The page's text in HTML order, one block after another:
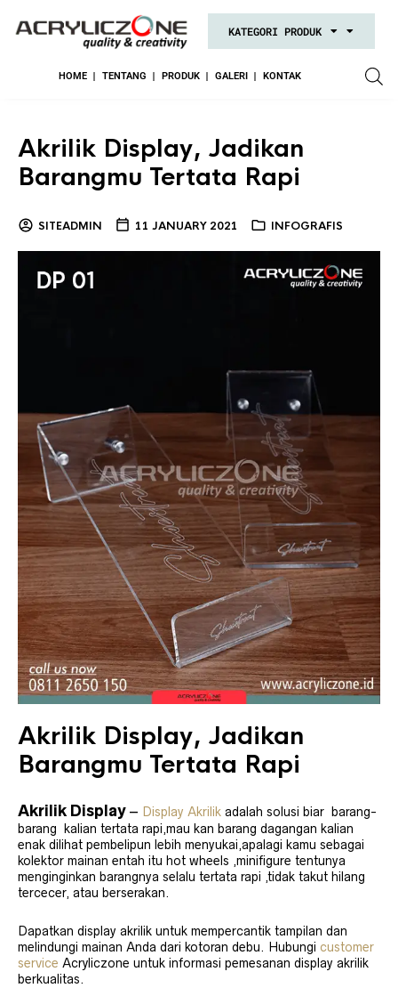
KATEGORI PRODUK
HOME TENTANG PRODUK GALERI KONTAK
Akrilik Display, Jadikan
Barangmu Tertata Rapi
SITEADMIN 11 JANUARY 2021 INFOGRAFIS
Akrilik Display, Jadikan
Barangmu Tertata Rapi
Akrilik Display– Display Akrilik adalah solusi biar barang-
barang kalian tertata rapi,mau kan barang dagangan kalian
enak dilihat pembelipun lebih menyukai,apalagi kamu sebagai
kolektor mainan entah itu hot wheels ,minifigure tentunya
menginginkan barangnya selalu tertata rapi ,tidak takut hilang
tercecer, atau berserakan.
Dapatkan display akrilik untuk mempercantik tampilan dan
melindungi mainan Anda dari kotoran debu. Hubungi customer
service Acryliczone untuk informasi pemesanan display akrilik
berkualitas.